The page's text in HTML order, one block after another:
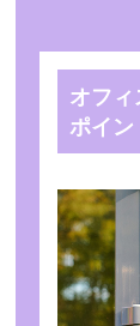
オフ
ポイン